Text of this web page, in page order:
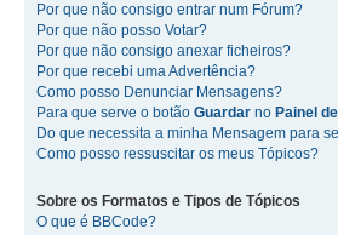
Por que não consigo entrar num Fórum?
Por que não posso Votar?
Por que não consigo anexar ficheiros?
Por que recebi uma Advertência?
Como posso Denunciar Mensagens?
Para que serve o botão Guardar no Painel
Do que necessita a minha Mensagem para
Como posso ressuscitar os meus Tópicos?
Sobre os Formatos e Tipos de Tópicos
O que é BBCode?